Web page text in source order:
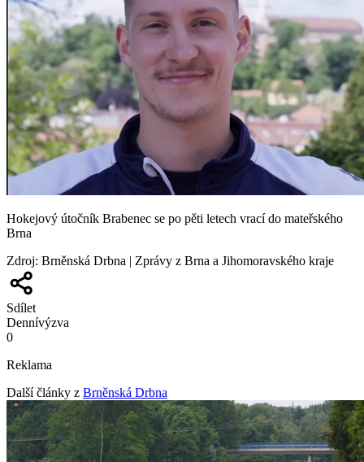
Hokejový útočník Brabenec se po pěti letech vrací do mateřského
Brna
Zdroj: Brněnská Drbna | Zprávy z Brna a Jihomoravského kraje
Sdílet
Dennívýzva
0
Reklama
Další články z Brněnská Drbna